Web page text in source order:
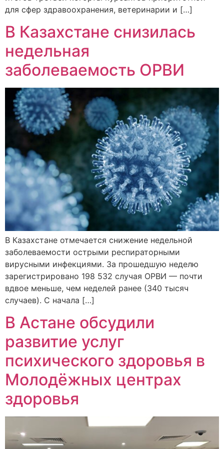
для сфер здравоохранения, ветеринарии и […]
В Казахстане снизилась
недельная
заболеваемость ОРВИ
В Казахстане отмечается снижение недельной
заболеваемости острыми респираторными
вирусными инфекциями. За прошедшую неделю
зарегистрировано 198 532 случая ОРВИ — почти
вдвое меньше, чем неделей ранее (340 тысяч
случаев). С начала […]
В Астане обсудили
развитие услуг
психического здоровья в
Молодёжных центрах
здоровья